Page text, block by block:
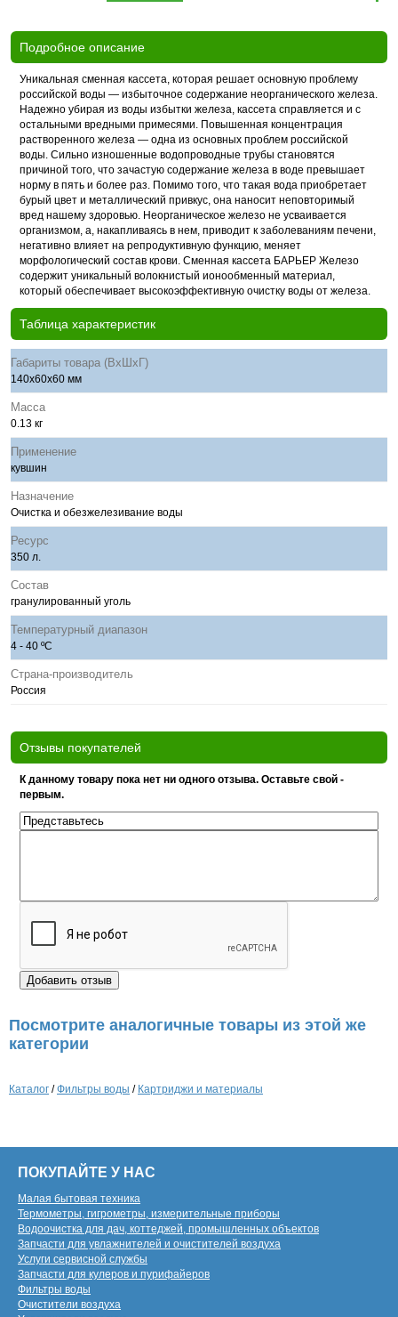
Подробное описание
Уникальная сменная кассета, которая решает основную проблему
российской воды — избыточное содержание неорганического железа.
Надежно убирая из воды избытки железа, кассета справляется и с
остальными вредными примесями. Повышенная концентрация
растворенного железа — одна из основных проблем российской
воды. Сильно изношенные водопроводные трубы становятся
причиной того, что зачастую содержание железа в воде превышает
норму в пять и более раз. Помимо того, что такая вода приобретает
бурый цвет и металлический привкус, она наносит неповторимый
вред нашему здоровью. Неорганическое железо не усваивается
организмом, а, накапливаясь в нем, приводит к заболеваниям печени,
негативно влияет на репродуктивную функцию, меняет
морфологический состав крови. Сменная кассета БАРЬЕР Железо
содержит уникальный волокнистый ионообменный материал,
который обеспечивает высокоэффективную очистку воды от железа.
Таблица характеристик
Габариты товара (ВхШхГ)
140х60х60 мм
Масса
0.13 кг
Применение
кувшин
Назначение
Очистка и обезжелезивание воды
Ресурс
350 л.
Состав
гранулированный уголь
Температурный диапазон
4 - 40 ºС
Страна-производитель
Россия
Отзывы покупателей
К данному товару пока нет ни одного отзыва. Оставьте свой -
первым.
Посмотрите аналогичные товары из этой же
категории
Каталог /Фильтры воды / Картриджи и материалы
ПОКУПАЙТЕ У НАС
Малая бытовая техника
Термометры, гигрометры, измерительные приборы
Водоочистка для дач, коттеджей, промышленных объектов
Запчасти для увлажнителей и очистителей воздуха
Услуги сервисной службы
Запчасти для кулеров и пурифайеров
Фильтры воды
Очистители воздуха